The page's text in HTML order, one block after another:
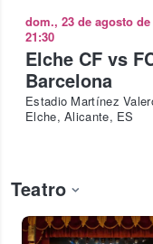
dom., 23 de agosto de
21:30
Elche CF vs
Barcelona
Estadio Martínez
Elche, Alicante, ES
Teatro